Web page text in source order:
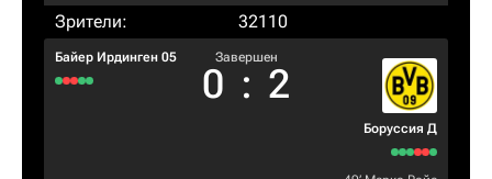
Зрители:
32110
Байер Ирдинген 05 Завершен
0 : 2
Боруссия Д